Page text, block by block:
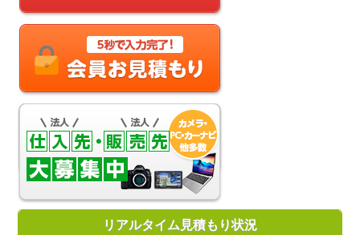
リアルタイム見積もり状況